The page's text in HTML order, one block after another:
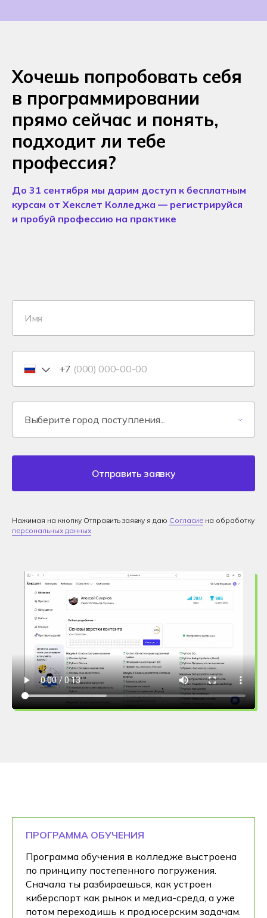
Хочешь попробовать себя
в программировании
прямо сейчас и понять,
подходит ли тебе
профессия?
До 31 сентября мы дарим доступ к бесплатным
курсам от Хекслет Колледжа — регистрируйся
и пробуй профессию на практике
+7
Отправить заявку
Нажимая на кнопку Отправить заявку я даю Согласие на обработку
персональных данных
ПРОГРАММА ОБУЧЕНИЯ
Программа обучения в колледже выстроена
по принципу постепенного погружения.
Сначала ты разбираешься, как устроен
киберспорт как рынок и медиа-среда, а уже
потом переходишь к продюсерским задачам.